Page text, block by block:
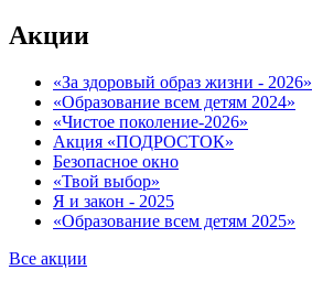
Акции
«За здоровый образ жизни - 2026»
«Образование всем детям 2024»
«Чистое поколение-2026»
Акция «ПОДРОСТОК»
Безопасное окно
«Твой выбор»
Я и закон - 2025
«Образование всем детям 2025»
Все акции